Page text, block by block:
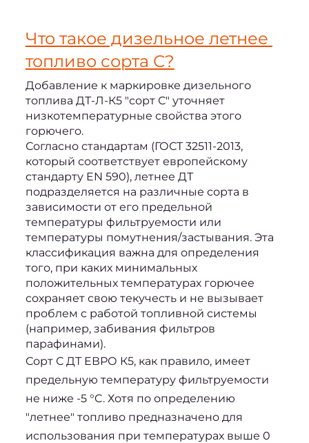
Что такое дизельное летнее
топливо сорта С?
Добавление к маркировке дизельного
топлива ДТ-Л-К5 "сорт С" уточняет
низкотемпературные свойства этого
горючего.
Согласно стандартам (ГОСТ 32511-2013,
который соответствует европейскому
стандарту EN 590), летнее ДТ
подразделяется на различные сорта в
зависимости от его предельной
температуры фильтруемости или
температуры помутнения/застывания. Эта
классификация важна для определения
того, при каких минимальных
положительных температурах горючее
сохраняет свою текучесть и не вызывает
проблем с работой топливной системы
(например, забивания фильтров
парафинами).
Сорт С ДТ ЕВРО К5, как правило, имеет
предельную температуру фильтруемости
не ниже -5 °C. Хотя по определению
"летнее" топливо предназначено для
использования при температурах выше 0